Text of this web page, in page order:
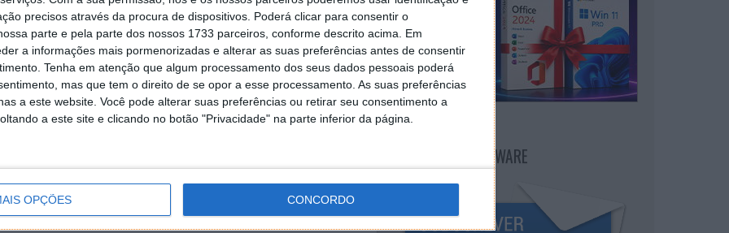
precisos através da procura de dispositivos. Poderá clicar para consentir o
parte e pela parte dos nossos 1733 parceiros, conforme descrito acima. Em
a informações mais pormenorizadas e alterar as suas preferências antes de consentir
Tenha em atenção que algum processamento dos seus dados pessoais poderá
mas que tem o direito de se opor a esse processamento. As suas preferências
a este website. Você pode alterar suas preferências ou retirar seu consentimento a
a este site e clicando no botão "Privacidade" na parte inferior da página.
OPÇÕES CONCORDO
Quem escreveu a notícia e o jornal que a noticiou aparecem lá na
parar ao jornal em questão..
me parece aproveitamento do trabalho dos outros.
NEWSLETTER PPLWARE